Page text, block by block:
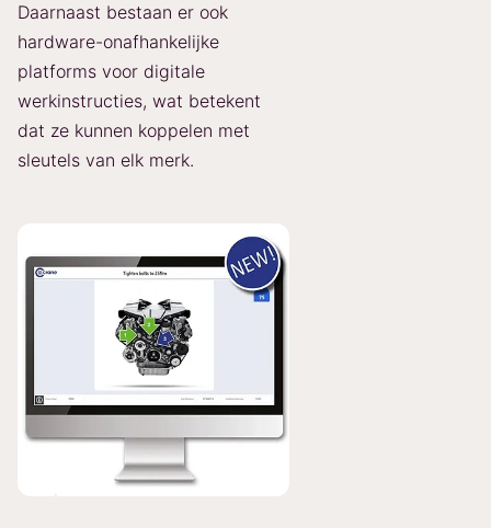
Daarnaast bestaan er ook
hardware-onafhankelijke
platforms voor digitale
werkinstructies, wat betekent
dat ze kunnen koppelen met
sleutels van elk merk.